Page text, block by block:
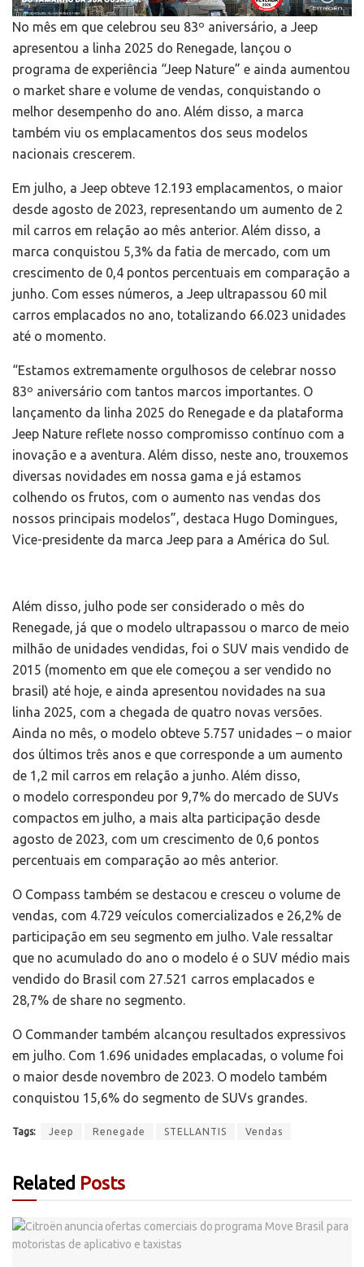
No mês em que celebrou seu 83º aniversário, a Jeep
apresentou a linha 2025 do Renegade, lançou o
programa de experiência “Jeep Nature” e ainda aumentou
o market share e volume de vendas, conquistando o
melhor desempenho do ano. Além disso, a marca
também viu os emplacamentos dos seus modelos
nacionais crescerem.
Em julho, a Jeep obteve 12.193 emplacamentos, o maior
desde agosto de 2023, representando um aumento de 2
mil carros em relação ao mês anterior. Além disso, a
marca conquistou 5,3% da fatia de mercado, com um
crescimento de 0,4 pontos percentuais em comparação a
junho. Com esses números, a Jeep ultrapassou 60 mil
carros emplacados no ano, totalizando 66.023 unidades
até o momento.
“Estamos extremamente orgulhosos de celebrar nosso
83º aniversário com tantos marcos importantes. O
lançamento da linha 2025 do Renegade e da plataforma
Jeep Nature reflete nosso compromisso contínuo com a
inovação e a aventura. Além disso, neste ano, trouxemos
diversas novidades em nossa gama e já estamos
colhendo os frutos, com o aumento nas vendas dos
nossos principais modelos”, destaca Hugo Domingues,
Vice-presidente da marca Jeep para a América do Sul.
Além disso, julho pode ser considerado o mês do
Renegade, já que o modelo ultrapassou o marco de meio
milhão de unidades vendidas, foi o SUV mais vendido de
2015 (momento em que ele começou a ser vendido no
brasil) até hoje, e ainda apresentou novidades na sua
linha 2025, com a chegada de quatro novas versões.
Ainda no mês, o modelo obteve 5.757 unidades – o maior
dos últimos três anos e que corresponde a um aumento
de 1,2 mil carros em relação a junho. Além disso,
o modelo correspondeu por 9,7% do mercado de SUVs
compactos em julho, a mais alta participação desde
agosto de 2023, com um crescimento de 0,6 pontos
percentuais em comparação ao mês anterior.
O Compass também se destacou e cresceu o volume de
vendas, com 4.729 veículos comercializados e 26,2% de
participação em seu segmento em julho. Vale ressaltar
que no acumulado do ano o modelo é o SUV médio mais
vendido do Brasil com 27.521 carros emplacados e
28,7% de share no segmento.
O Commander também alcançou resultados expressivos
em julho. Com 1.696 unidades emplacadas, o volume foi
o maior desde novembro de 2023. O modelo também
conquistou 15,6% do segmento de SUVs grandes.
Tags: Jeep Renegade STELLANTIS Vendas
Related Posts